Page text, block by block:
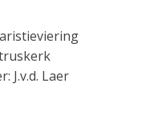
J.v.d. Laer